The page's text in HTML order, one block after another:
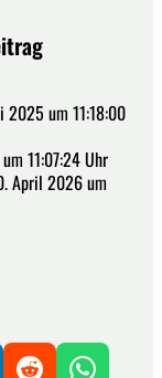
2025 um 11:18:00
11:07:24 Uhr
April 2026 um